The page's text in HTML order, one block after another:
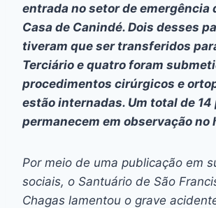
entrada no setor de emergência
Casa de Canindé. Dois desses
tiveram que ser transferidos
Terciário e quatro foram
procedimentos cirúrgicos e
estão internadas. Um total de
permanecem em observação no
Por meio de uma publicação em
sociais, o Santuário de São
Chagas lamentou o grave